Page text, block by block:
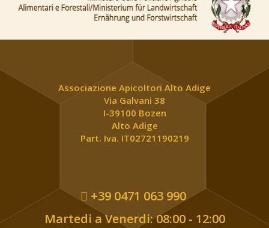
Associazione Apicoltori Alto Adige
Via Galvani 38
I-39100 Bozen
Alto Adige
Part. Iva. IT02721190219
+39 0471 063 990
Martedi a Venerdi: 08:00 - 12:00